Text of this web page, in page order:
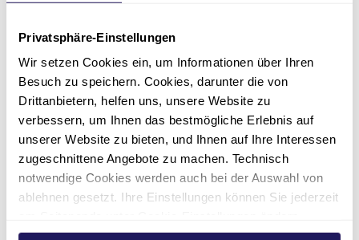
Privatsphäre-Einstellungen
Wir setzen Cookies ein, um Informationen über Ihren
Besuch zu speichern. Cookies, darunter die von
Drittanbietern, helfen uns, unsere Website zu
verbessern, um Ihnen das bestmögliche Erlebnis auf
unserer Website zu bieten, und Ihnen auf Ihre Interessen
zugeschnittene Angebote zu machen. Technisch
notwendige Cookies werden auch bei der Auswahl von
ablehnen gesetzt. Ihre Einstellungen können Sie jederzeit
Weitere Informationen hierzu finden Sie in unserer
2021: Das zweite Herzkatheterlabor geht an
den Start.
Medizin
Medizin
Ratgeber
Medizin
Ratgeber
Aufenthalt